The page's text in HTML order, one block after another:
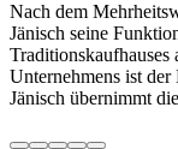
Nach dem
Jänisch seine
Traditionskaufhauses
Unternehmens ist
Jänisch übernimmt